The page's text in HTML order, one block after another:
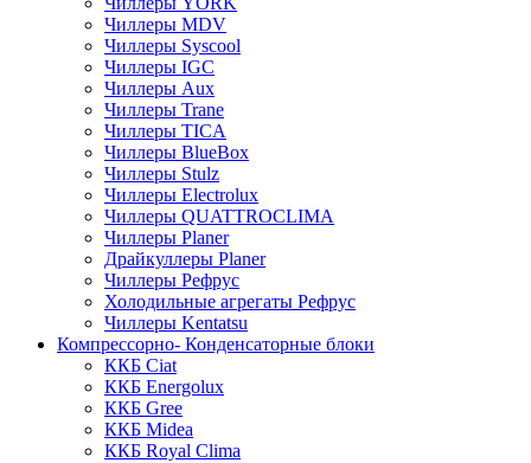
Чиллеры MDV
Чиллеры Syscool
Чиллеры IGC
Чиллеры Aux
Чиллеры Trane
Чиллеры TICA
Чиллеры BlueBox
Чиллеры Stulz
Чиллеры Electrolux
Чиллеры QUATTROCLIMA
Чиллеры Planer
Драйкуллеры Planer
Чиллеры Рефрус
Холодильные агрегаты Рефрус
Чиллеры Kentatsu
Компрессорно- Конденсаторные блоки
ККБ Ciat
ККБ Energolux
ККБ Gree
ККБ Midea
ККБ Royal Clima